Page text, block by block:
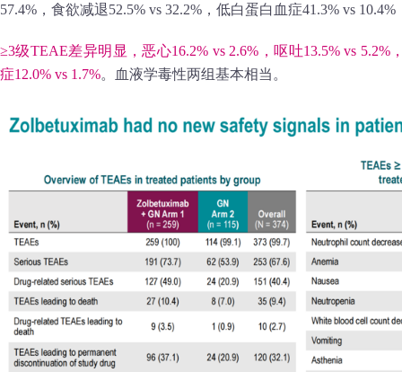
57.4%，食欲减退52.5% vs 32.2%，低白蛋白血症41.3% vs
≥3级TEAE差异明显，恶心16.2% vs 2.6%，呕吐13.5% vs 5.2%
症12.0% vs 1.7%。血液学毒性两组基本相当。